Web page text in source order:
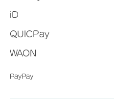
iD
QUICPay
WAON
PayPay